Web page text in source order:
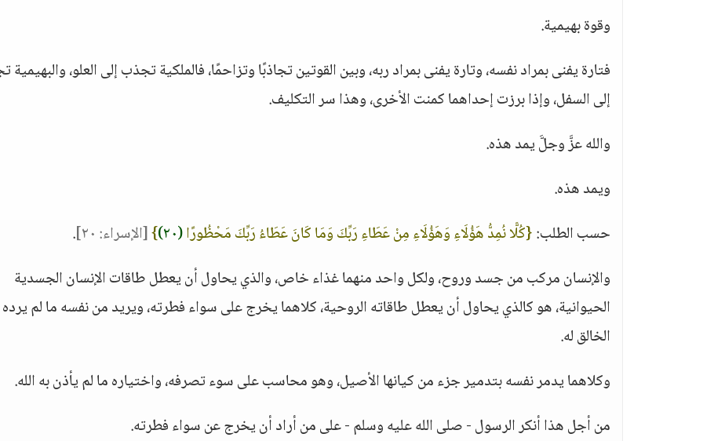
وقوة بهيمية.
فتارة يفنى بمراد نفسه، وتارة يفنى بمراد ربه، وبين القوتين تجاذبًا وتزاحمًا، فالملكية تجذب إلى العلو،
إلى السفل، وإذا برزت إحداهما كمنت الأخرى، وهذا سر التكليف.
والله عزَّ وجلَّ يمد هذه.
ويمد هذه.
حسب الطلب:{كُلًّا نُمِدُّ هَؤُلَاءِ وَهَؤُلَاءِ مِنْ عَطَاءِ رَبِّكَ وَمَا كَانَ عَطَاءُ رَبِّكَ مَحْظُورًا(٢٠) }[الإسراء: ٢٠]
.
والإنسان مركب من جسد وروح، ولكل واحد منهما غذاء خاص، والذي يحاول أن يعطل طاقات الإنسان الجسدية
الحيوانية، هو كالذي يحاول أن يعطل طاقاته الروحية، كلاهما يخرج على سواء فطرته، ويريد من نفسه ما لم يرده
الخالق له.
وكلاهما يدمر نفسه بتدمير جزء من كيانها الأصيل، وهو محاسب على سوء تصرفه، واختياره ما لم يأذن به الله.
من أجل هذا أنكر الرسول - صلى الله عليه وسلم - على من أراد أن يخرج عن سواء فطرته.